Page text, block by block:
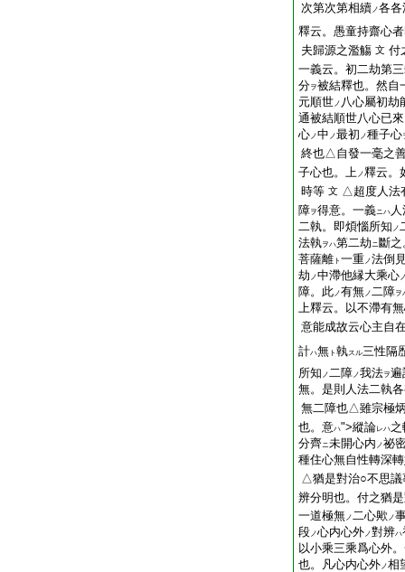
次第次第相續ノ各各
釋云。愚童持齋心
夫歸源之濫觴 文 付
一義云。初二劫第
分ヲ被結釋也。然自
元順世ノ 八心屬初劫
通被結順世八心已來
心ノ中 ノ最初 ノ種子心
終也△自發一毫之善
子心也。上ノ釋云。
時等 文 △超度人法
障ヲ得意。一義ニハ
二執。即煩惱所知 ノ
法執ヲハ第二劫ニ斷
菩薩離 ト 一重ノ法倒
劫 ノ中滯他縁大乘心
障。此ノ有無ノ二障ヲ
上釋云。以不滯有
意能成故云心主自
計ハ無 ト 執スル三性隔
所知 ノ二障ノ我法ヲ遍
無。是則人法二執
無二障也△雖宗極
也。意ハ">縱論レハ
分齊ニ未開心内 ノ祕
種住心無自性轉深
△猶是對治○不思議
辨分明也。付之猶
一道極無ノ二心歟 ノ
段ノ心内心外ノ對辨ハ
以小乘三乘爲心外
也。凡心内心外ノ相